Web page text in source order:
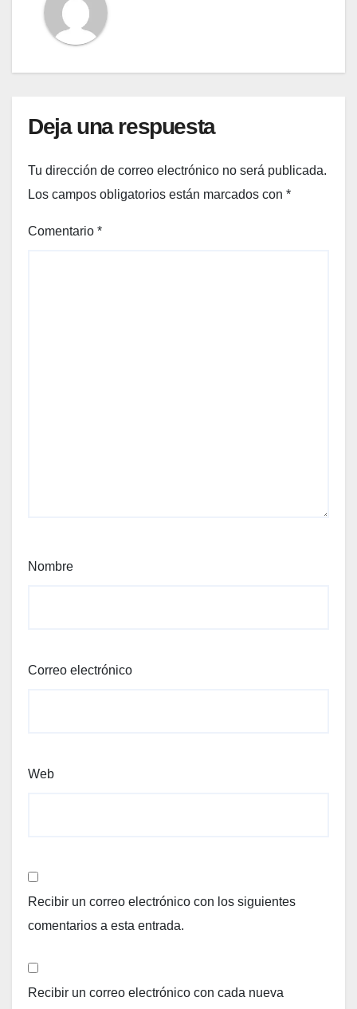
Deja una respuesta
Tu dirección de correo electrónico no será publicada.
Los campos obligatorios están marcados con *
Comentario *
Nombre
Correo electrónico
Web
Recibir un correo electrónico con los siguientes
comentarios a esta entrada.
Recibir un correo electrónico con cada nueva